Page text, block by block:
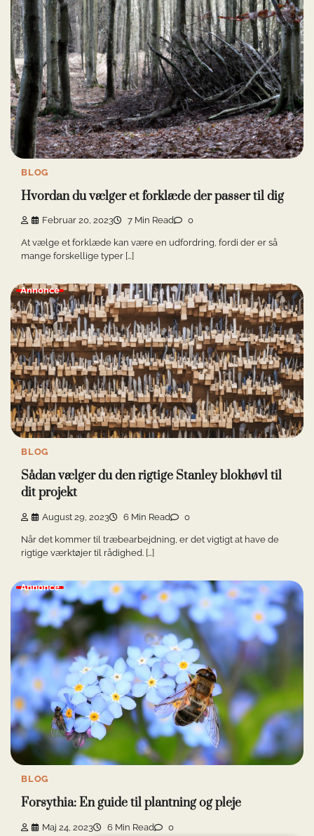
BLOG
Hvordan du vælger et forklæde der passer til dig
Februar 20, 2023 7 Min Read 0
At vælge et forklæde kan være en udfordring, fordi der er så
mange forskellige typer […]
Annonce
BLOG
Sådan vælger du den rigtige Stanley blokhøvl til
dit projekt
August 29, 2023 6 Min Read 0
Når det kommer til træbearbejdning, er det vigtigt at have de
rigtige værktøjer til rådighed. […]
Annonce
BLOG
Forsythia: En guide til plantning og pleje
Maj 24, 2023 6 Min Read 0